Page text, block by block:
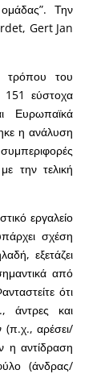
Την
Gert Jan
τρόπου του
151 εύστοχα
Ευρωπαϊκά
η ανάλυση
την τελική
εργαλείο
σχέση
εξετάζει
από
ότι
άντρες και
(π.χ., αρέσει/
η αντίδραση
(άνδρας/